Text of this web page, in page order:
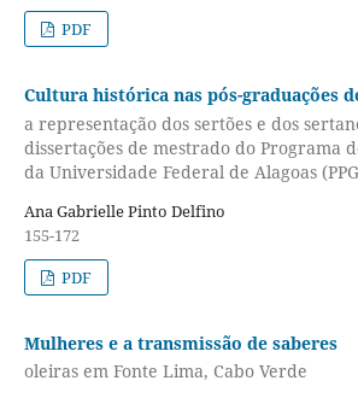
PDF
Cultura histórica nas pós-graduações
a representação dos sertões e dos
dissertações de mestrado do Programa
da Universidade Federal de Alagoas
Ana Gabrielle Pinto Delfino
155-172
PDF
Mulheres e a transmissão de saberes
oleiras em Fonte Lima, Cabo Verde